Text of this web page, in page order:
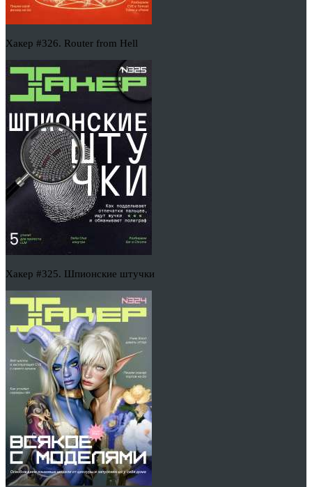
Хакер #326. Router from Hell
Хакер #325. Шпионские штучки